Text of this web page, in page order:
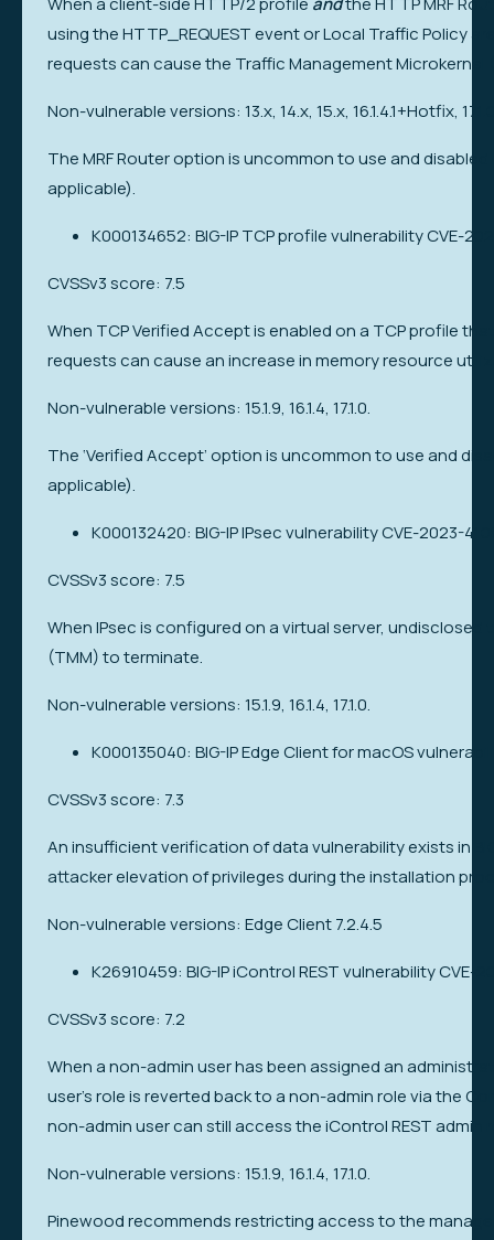
using the HTTP_REQUEST event or Local Traffic Policy
requests can cause the Traffic Management Microkernel
Non-vulnerable versions: 13.x, 14.x, 15.x, 16.1.4.1+Hotfix,
The MRF Router option is uncommon to use and
applicable).
K000134652: BIG-IP TCP profile vulnerability CVE-
CVSSv3 score: 7.5
When TCP Verified Accept is enabled on a TCP profile
requests can cause an increase in memory resource
Non-vulnerable versions: 15.1.9, 16.1.4, 17.1.0.
The ‘Verified Accept’ option is uncommon to use and
applicable).
K000132420: BIG-IP IPsec vulnerability CVE-2023-
CVSSv3 score: 7.5
When IPsec is configured on a virtual server,
(TMM) to terminate.
Non-vulnerable versions: 15.1.9, 16.1.4, 17.1.0.
K000135040: BIG-IP Edge Client for macOS
CVSSv3 score: 7.3
An insufficient verification of data vulnerability exists in
attacker elevation of privileges during the installation
Non-vulnerable versions: Edge Client 7.2.4.5
K26910459: BIG-IP iControl REST vulnerability CVE-
CVSSv3 score: 7.2
When a non-admin user has been assigned an
user’s role is reverted back to a non-admin role via the
non-admin user can still access the iControl REST admin
Non-vulnerable versions: 15.1.9, 16.1.4, 17.1.0.
Pinewood recommends restricting access to the